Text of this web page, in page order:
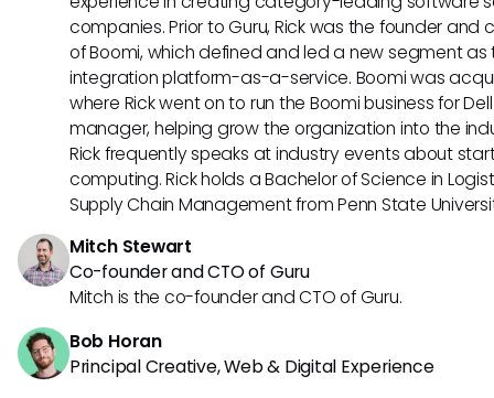
companies. Prior to Guru, Rick was the founder
of Boomi, which defined and led a new segment
integration platform-as-a-service. Boomi was
where Rick went on to run the Boomi business for
manager, helping grow the organization into the
Rick frequently speaks at industry events about
computing. Rick holds a Bachelor of Science in
Supply Chain Management from Penn State
Mitch Stewart
Co-founder and CTO of Guru
Mitch is the co-founder and CTO of Guru.
Bob Horan
Principal Creative, Web & Digital Experience